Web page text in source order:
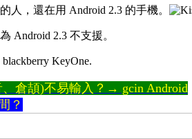
人，還在用 Android 2.3 的手機。
Android 2.3 不支援。
KeyOne.
倉頡)不易輸入？→ gcin Android
？